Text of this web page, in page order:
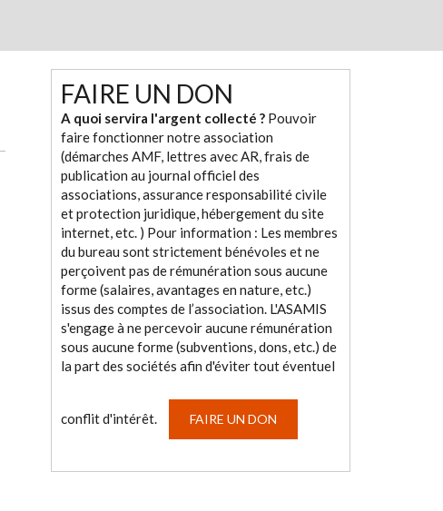
FAIRE UN DON
A quoi servira l'argent collecté ? Pouvoir
faire fonctionner notre association
(démarches AMF, lettres avec AR, frais de
publication au journal officiel des
associations, assurance responsabilité civile
et protection juridique, hébergement du site
internet, etc. ) Pour information : Les membres
du bureau sont strictement bénévoles et ne
perçoivent pas de rémunération sous aucune
forme (salaires, avantages en nature, etc.)
issus des comptes de l’association. L'ASAMIS
s'engage à ne percevoir aucune rémunération
sous aucune forme (subventions, dons, etc.) de
la part des sociétés afin d'éviter tout éventuel
conflit d'intérêt. FAIRE UN DON